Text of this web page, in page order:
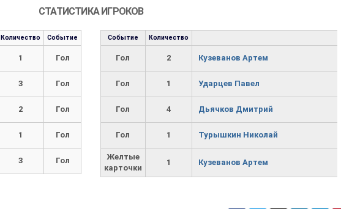
СТАТИСТИКА ИГРОКОВ
Количество Событие
1 Гол
3 Гол
2 Гол
1 Гол
3 Гол
Событие Количество
Гол 2 Кузеванов Артем
Гол 1 Ударцев Павел
Гол 4 Дьячков Дмитрий
Гол 1 Турышкин Николай
Желтые
карточки
1 Кузеванов Артем